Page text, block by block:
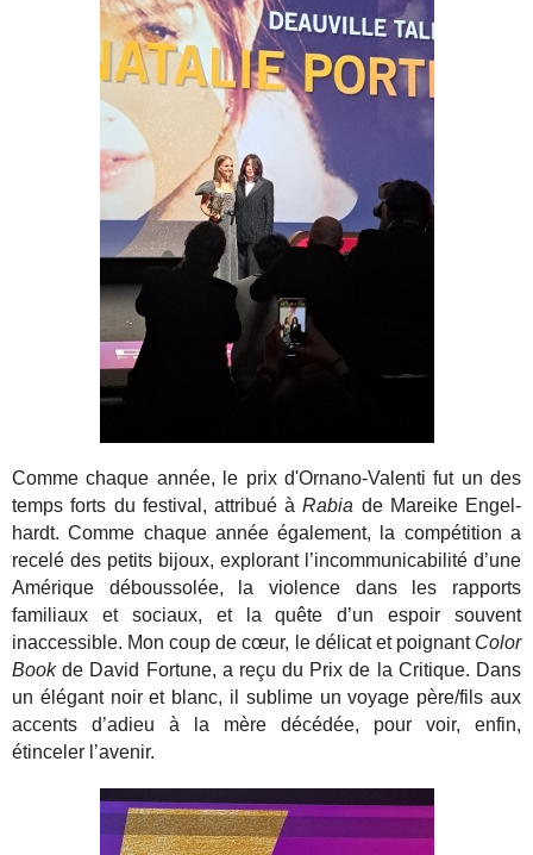
Comme chaque année, le prix d'Ornano-Valenti fut un des
temps forts du festival, attribué àRabia de Mareike Engel­
hardt. Comme chaque année également, la compétition a
recelé des petits bijoux, explorant l’incommunicabilité d’une
Amérique déboussolée, la violence dans les rapports
familiaux et sociaux, et la quête d’un espoir souvent
inaccessible. Mon coup de cœur, le délicat et poignant Color
Bookde David Fortune, a reçu du Prix de la Critique. Dans
un élégant noir et blanc, il sublime un voyage père/fils aux
accents d’adieu à la mère décédée, pour voir, enfin,
étinceler l’avenir.